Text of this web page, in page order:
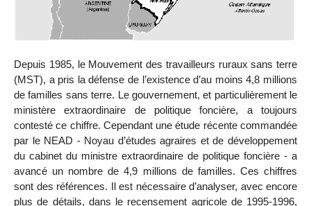
Depuis 1985, le Mouvement des travailleurs ruraux sans terre
(MST), a pris la défense de l’existence d’au moins 4,8 millions
de familles sans terre. Le gouvernement, et particulièrement le
ministère extraordinaire de politique foncière, a toujours
contesté ce chiffre. Cependant une étude récente commandée
par le NEAD - Noyau d’études agraires et de développement
du cabinet du ministre extraordinaire de politique foncière - a
avancé un nombre de 4,9 millions de familles. Ces chiffres
sont des références. Il est nécessaire d’analyser, avec encore
plus de détails, dans le recensement agricole de 1995-1996,